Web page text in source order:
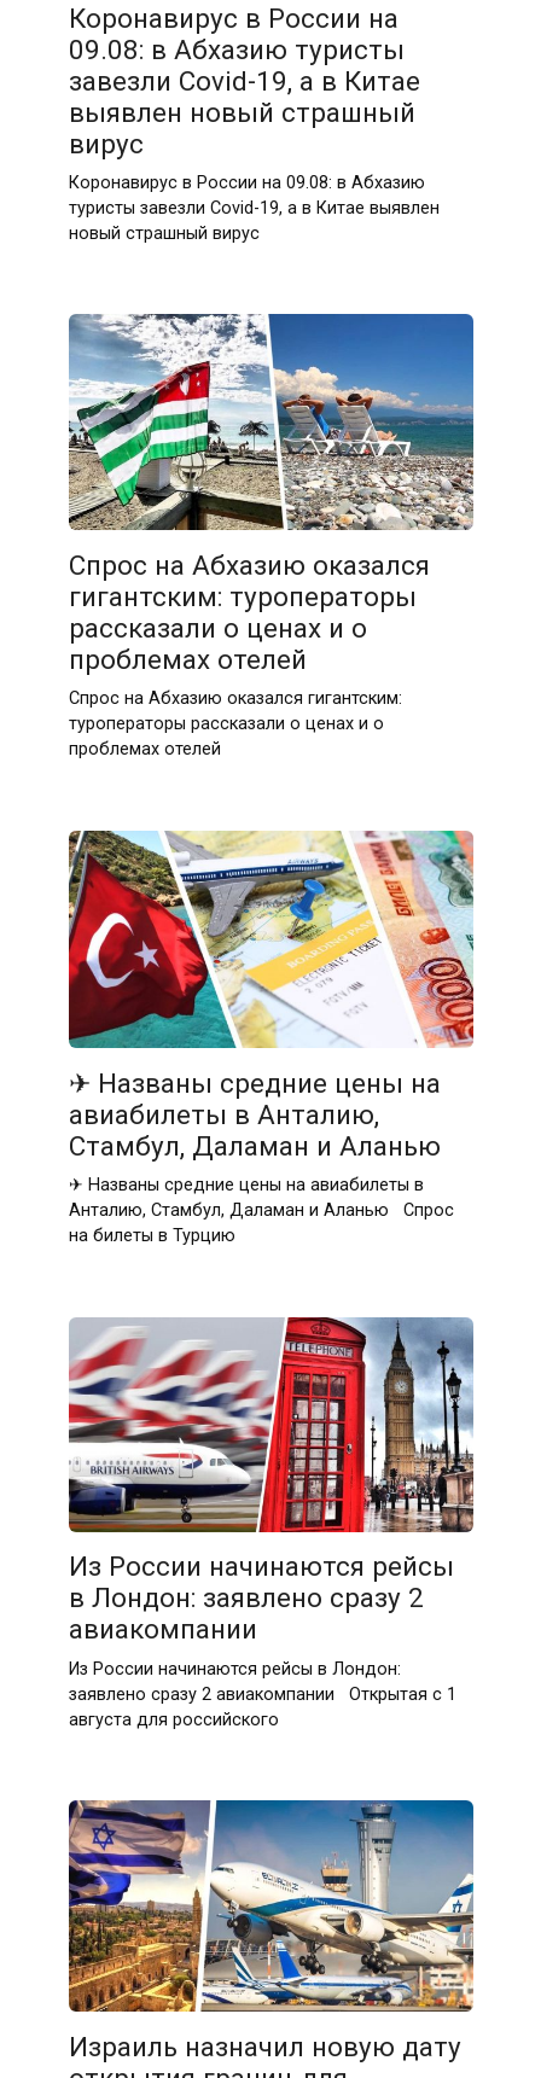
Коронавирус в России на
09.08: в Абхазию туристы
завезли Covid-19, а в Китае
выявлен новый страшный
вирус
Коронавирус в России на 09.08: в Абхазию
туристы завезли Covid-19, а в Китае выявлен
новый страшный вирус
Спрос на Абхазию оказался
гигантским: туроператоры
рассказали о ценах и о
проблемах отелей
Спрос на Абхазию оказался гигантским:
туроператоры рассказали о ценах и о
проблемах отелей
✈ Названы средние цены на
авиабилеты в Анталию,
Стамбул, Даламан и Аланью
✈ Названы средние цены на авиабилеты в
Анталию, Стамбул, Даламан и Аланью Спрос
на билеты в Турцию
Из России начинаются рейсы
в Лондон: заявлено сразу 2
авиакомпании
Из России начинаются рейсы в Лондон:
заявлено сразу 2 авиакомпании Открытая с 1
августа для российского
Израиль назначил новую дату